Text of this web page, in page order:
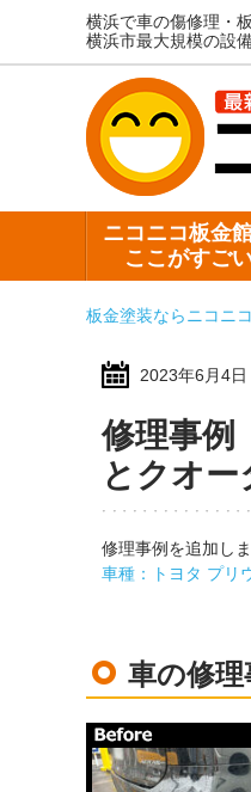
横浜で車の傷修理・
横浜市最大規模の設
ニコニコ板金
ここがすご
板金塗装ならニコニ
2023年6月4日
修理事例
とクオー
修理事例を追加しま
車種：トヨタ プリ
車の修理